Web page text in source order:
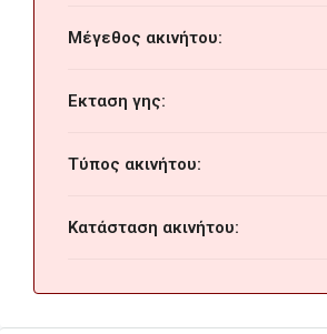
Μέγεθος ακινήτου:
Εκταση γης:
Τύπος ακινήτου:
Κατάσταση ακινήτου: